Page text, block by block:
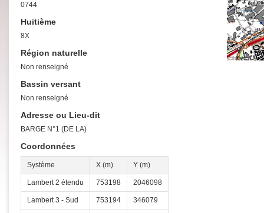
0744
Huitième
8X
Région naturelle
Non renseigné
Bassin versant
Non renseigné
Adresse ou Lieu-dit
BARGE N°1 (DE LA)
Coordonnées
Système X (m) Y (m)
Lambert 2 étendu 753198 2046098
Lambert 3 - Sud 753194 346079